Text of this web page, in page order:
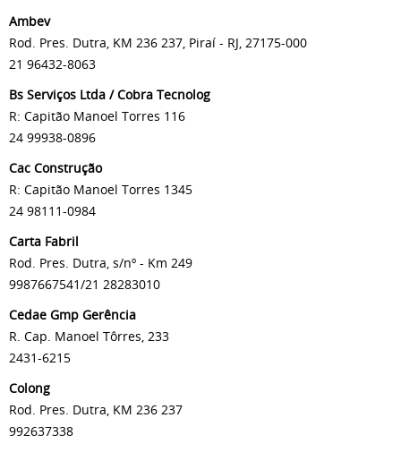
Ambev
Rod. Pres. Dutra, KM 236 237, Piraí - RJ, 27175-000
21 96432-8063
Bs Serviços Ltda / Cobra Tecnolog
R: Capitão Manoel Torres 116
24 99938-0896
Cac Construção
R: Capitão Manoel Torres 1345
24 98111-0984
Carta Fabril
Rod. Pres. Dutra, s/nº - Km 249
9987667541/21 28283010
Cedae Gmp Gerência
R. Cap. Manoel Tôrres, 233
2431-6215
Colong
Rod. Pres. Dutra, KM 236 237
992637338